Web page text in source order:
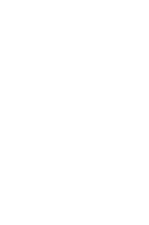
Fuel your AI systems